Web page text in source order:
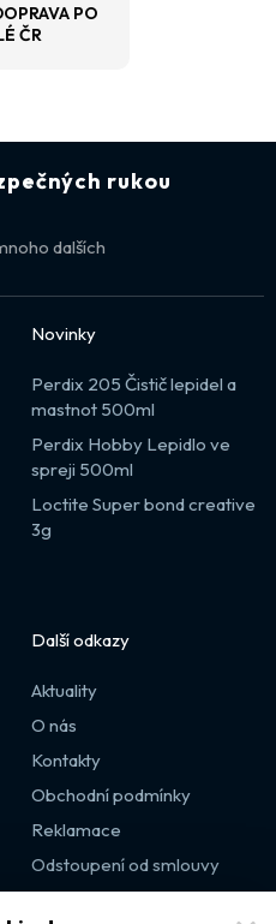
PO
ČR
rukou
dalších
Novinky
Perdix 205 Čistič lepidel a
mastnot 500ml
Perdix Hobby Lepidlo ve
spreji 500ml
Loctite Super bond creative
3g
Další odkazy
Aktuality
O nás
Kontakty
Obchodní podmínky
Reklamace
Odstoupení od smlouvy
Výprodej